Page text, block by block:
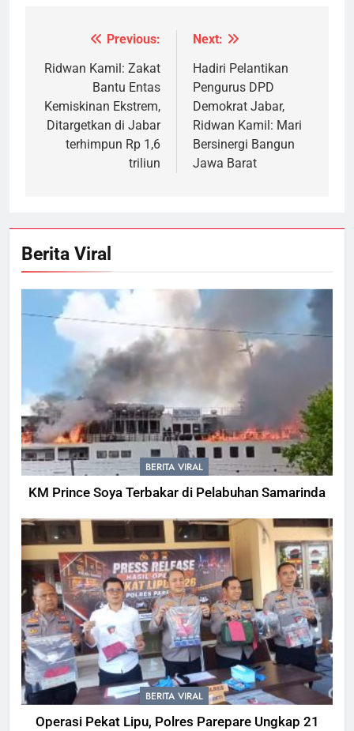
Navigasi
pos
Previous:
Ridwan Kamil: Zakat
Bantu Entas
Kemiskinan Ekstrem,
Ditargetkan di Jabar
terhimpun Rp 1,6
triliun
Next:
Hadiri Pelantikan
Pengurus DPD
Demokrat Jabar,
Ridwan Kamil: Mari
Bersinergi Bangun
Jawa Barat
Berita Viral
BERITA VIRAL
KM Prince Soya Terbakar di Pelabuhan Samarinda
BERITA VIRAL
Operasi Pekat Lipu, Polres Parepare Ungkap 21